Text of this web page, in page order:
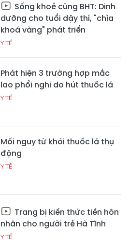
Sống khoẻ cùng BHT: Dinh
dưỡng cho tuổi dậy thì, "chìa
khoá vàng" phát triển
Y TẾ
Phát hiện 3 trường hợp mắc
lao phổi nghi do hút thuốc lá
Y TẾ
Mối nguy từ khói thuốc lá thụ
động
Y TẾ
Trang bị kiến thức tiền hôn
nhân cho người trẻ Hà Tĩnh
Y TẾ